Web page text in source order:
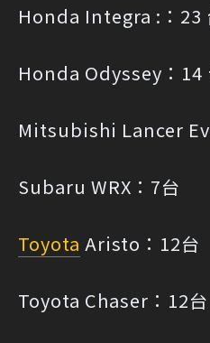
Honda Integra :：23
Honda Odyssey：14
Mitsubishi Lancer
Subaru WRX：7台
Toyota Aristo：12台
Toyota Chaser：12台